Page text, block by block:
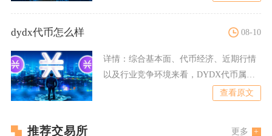
dydx代币怎么样 08-10
详情： 综合基本面、代币经济、近期行情
以及行业竞争环境来看，DYDX代币属于
查看原文
推荐交易所 更多